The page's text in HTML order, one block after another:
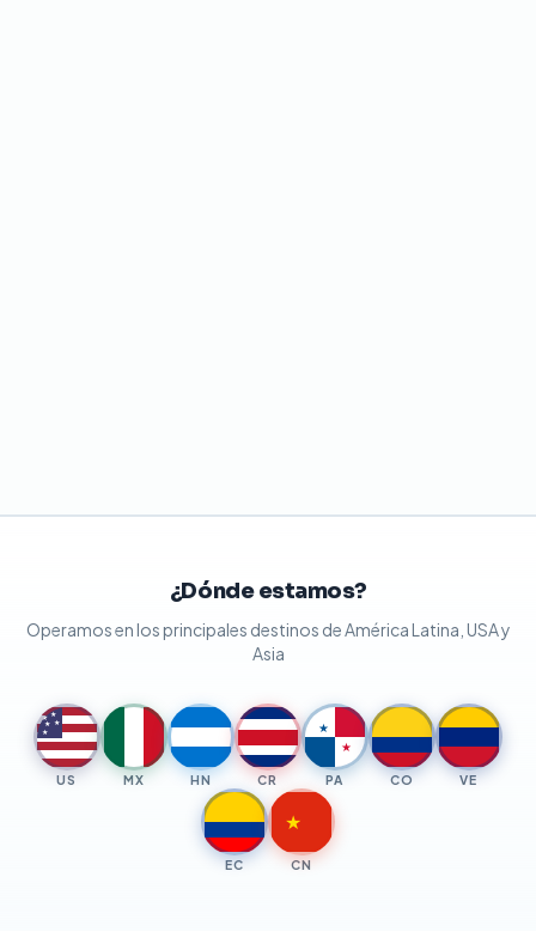
¿Dónde estamos?
Operamos en los principales destinos de América Latina, USA y
Asia
★ ★
★ ★
★
US MX HN CR
★
★
PA CO VE
EC
★
CN